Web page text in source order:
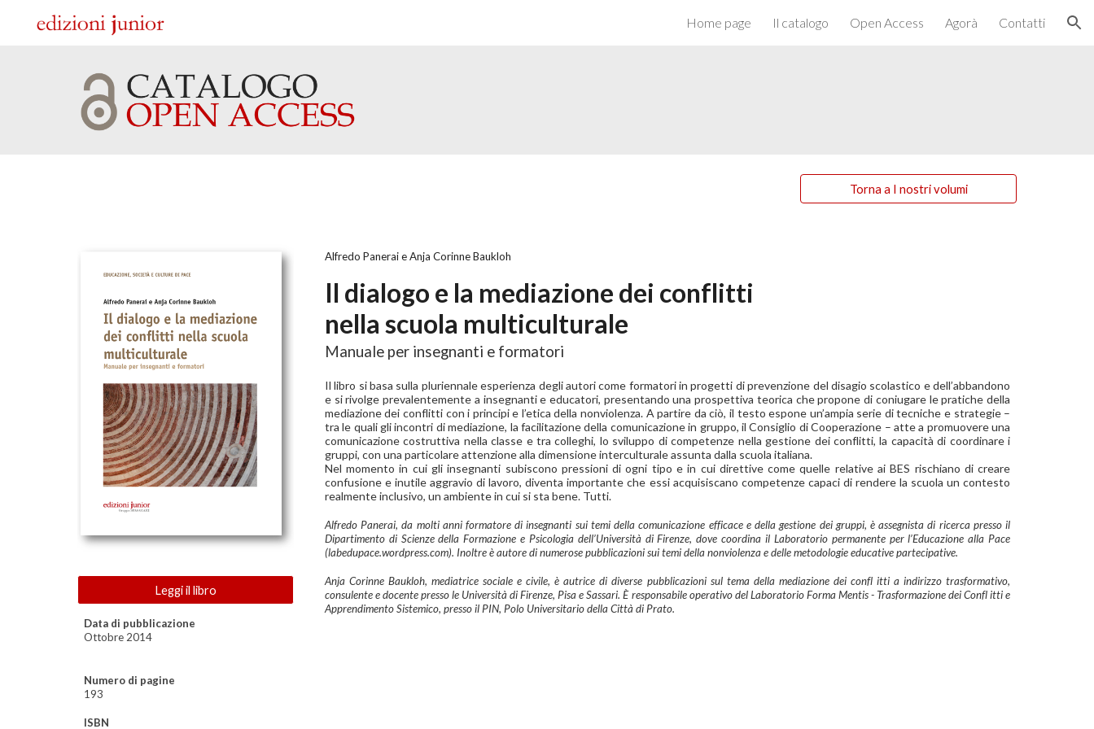
Skip to navigation
Home page Il catalogo Open Access Agorà Contatti
Torna a I nostri volumi
Leggi il libro
Data di pubblicazione
Ottobre 2014
Numero di pagine
193
ISBN
Alfredo Panerai e Anja Corinne Baukloh
Il dialogo e la mediazione dei conflitti
nella scuola multiculturale
Manuale per insegnanti e formatori
Il libro si basa sulla pluriennale esperienza degli autori come formatori in progetti di prevenzione del disagio scolastico e dell’abbandono
e si rivolge prevalentemente a insegnanti e educatori, presentando una prospettiva teorica che propone di coniugare le pratiche della
mediazione dei conflitti con i principi e l’etica della nonviolenza. A partire da ciò, il testo espone un’ampia serie di tecniche e strategie –
tra le quali gli incontri di mediazione, la facilitazione della comunicazione in gruppo, il Consiglio di Cooperazione – atte a promuovere una
comunicazione costruttiva nella classe e tra colleghi, lo sviluppo di competenze nella gestione dei conflitti, la capacità di coordinare i
gruppi, con una particolare attenzione alla dimensione interculturale assunta dalla scuola italiana.
Nel momento in cui gli insegnanti subiscono pressioni di ogni tipo e in cui direttive come quelle relative ai BES rischiano di creare
confusione e inutile aggravio di lavoro, diventa importante che essi acquisiscano competenze capaci di rendere la scuola un contesto
realmente inclusivo, un ambiente in cui si sta bene. Tutti.
Alfredo Panerai, da molti anni formatore di insegnanti sui temi della comunicazione efficace e della gestione dei gruppi, è assegnista di ricerca presso il
Dipartimento di Scienze della Formazione e Psicologia dell’Università di Firenze, dove coordina il Laboratorio permanente per l’Educazione alla Pace
(labedupace.wordpress.com). Inoltre è autore di numerose pubblicazioni sui temi della nonviolenza e delle metodologie educative partecipative.
Anja Corinne Baukloh, mediatrice sociale e civile, è autrice di diverse pubblicazioni sul tema della mediazione dei confl itti a indirizzo trasformativo,
consulente e docente presso le Università di Firenze, Pisa e Sassari. È responsabile operativo del Laboratorio Forma Mentis - Trasformazione dei Confl itti e
Apprendimento Sistemico, presso il PIN, Polo Universitario della Città di Prato.